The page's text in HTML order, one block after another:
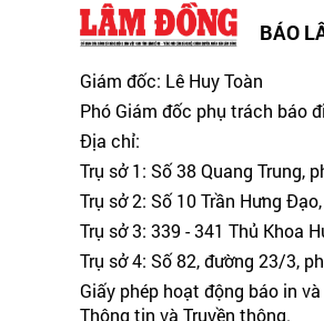
BÁO
Giám đốc: Lê Huy Toàn
Phó Giám đốc phụ trách báo
Địa chỉ:
Trụ sở 1: Số 38 Quang Trung,
Trụ sở 2: Số 10 Trần Hưng
Trụ sở 3: 339 - 341 Thủ Khoa
Trụ sở 4: Số 82, đường 23/3,
Giấy phép hoạt động báo in
Thông tin và Truyền thông.